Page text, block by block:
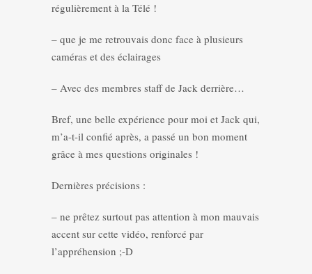
régulièrement à la Télé !
– que je me retrouvais donc face à plusieurs
caméras et des éclairages
– Avec des membres staff de Jack derrière…
Bref, une belle expérience pour moi et Jack qui,
m’a-t-il confié après, a passé un bon moment
grâce à mes questions originales !
Dernières précisions :
– ne prêtez surtout pas attention à mon mauvais
accent sur cette vidéo, renforcé par
l’appréhension ;-D